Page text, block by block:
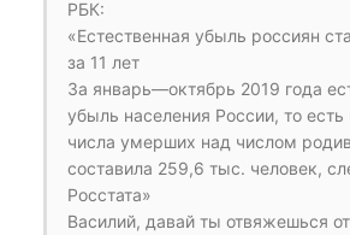
РБК:
«Естественная убыль россиян
за 11 лет
За январь—октябрь 2019 года
убыль населения России, то
числа умерших над числом
составила 259,6 тыс. человек,
Росстата»
Василий, давай ты отвяжешься